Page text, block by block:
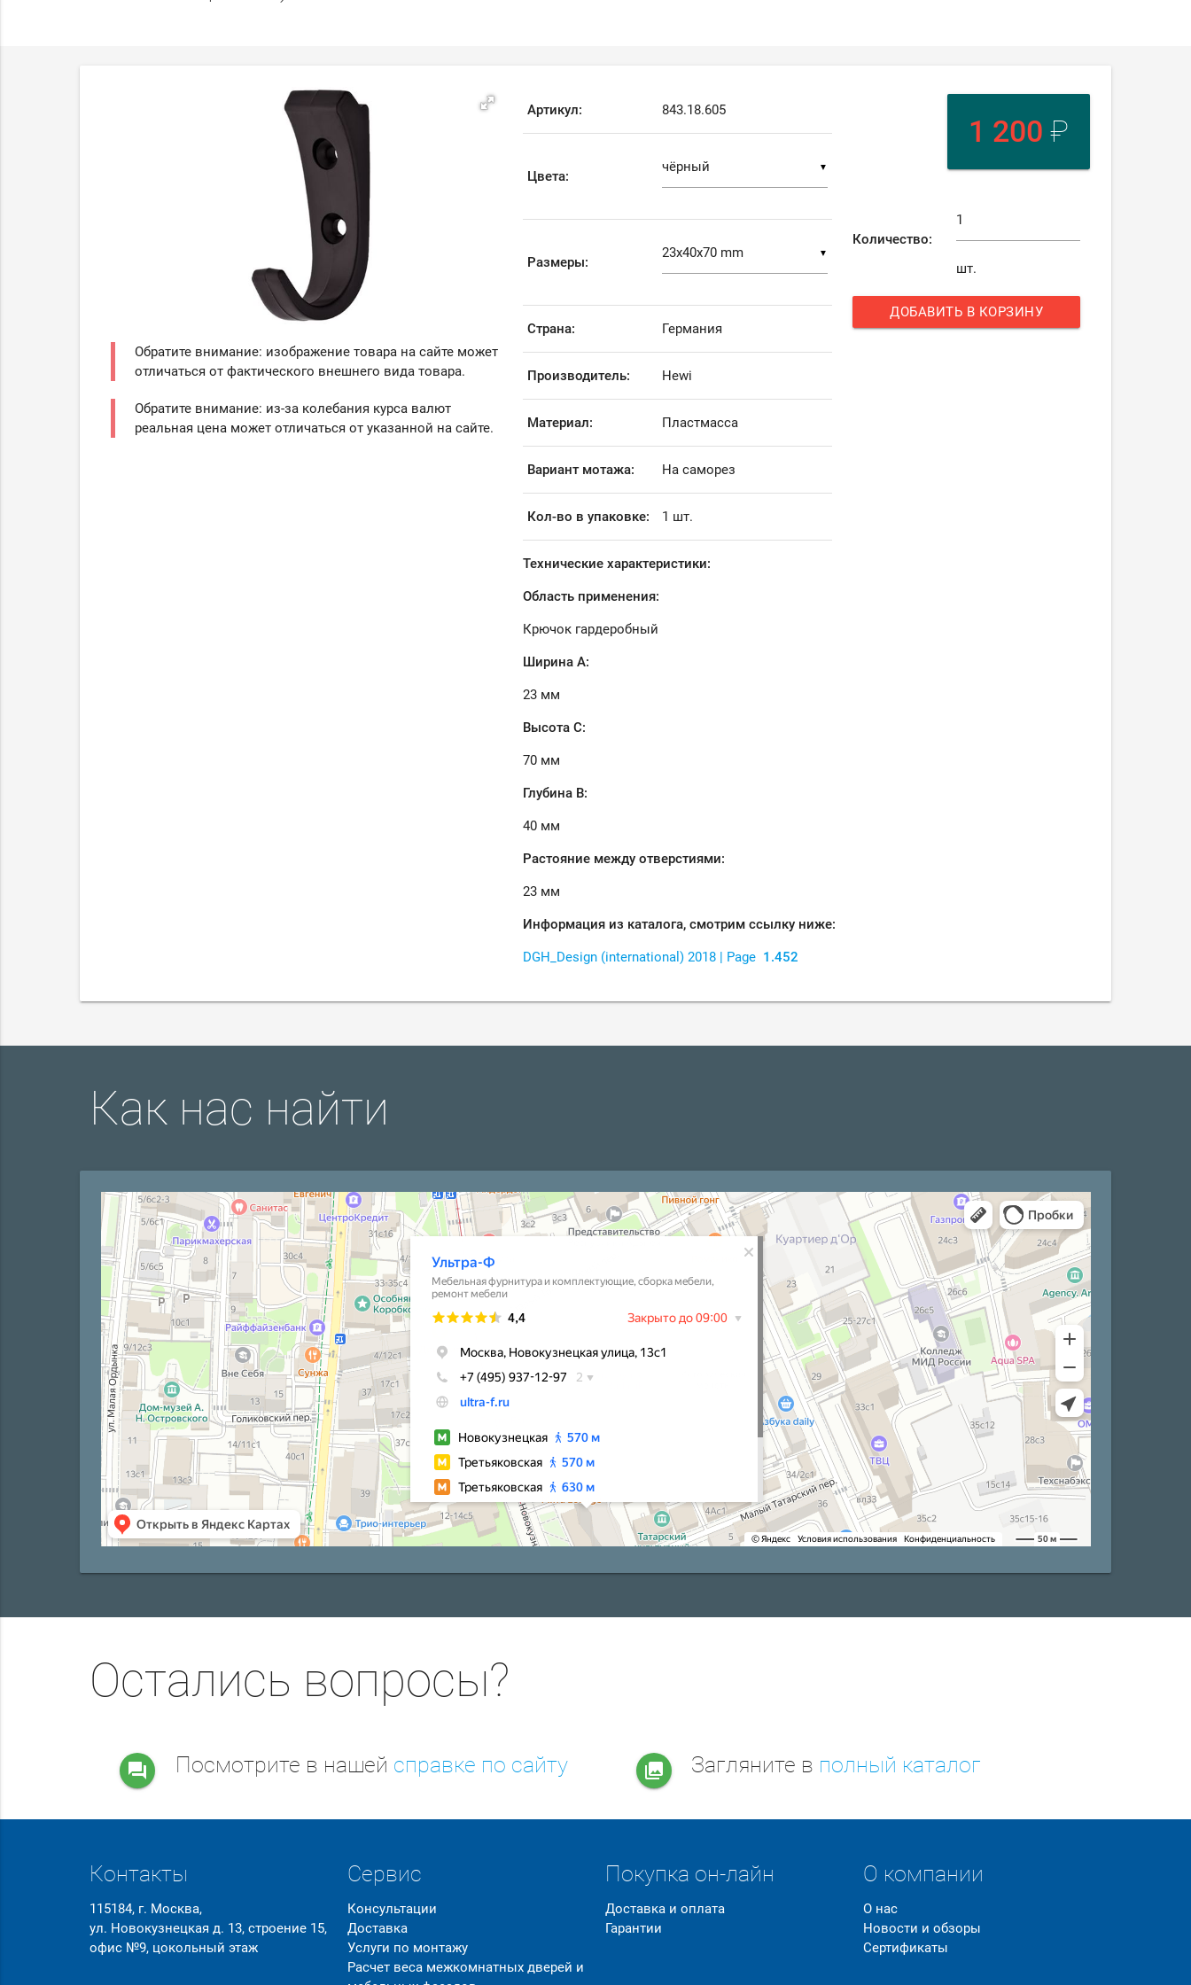
Обратите внимание: изображение товара на сайте может
отличаться от фактического внешнего вида товара.
Обратите внимание: из-за колебания курса валют
реальная цена может отличаться от указанной на сайте.
Артикул: 843.18.605
Цвета:
▼
Размеры:
▼
Страна: Германия
Производитель: Hewi
Материал: Пластмасса
Вариант мотажа: На саморез
Кол-во в упаковке: 1 шт.
1 200 ₽
Количество:
шт.
ДОБАВИТЬ В КОРЗИНУ
Технические характеристики:
Область применения:
Крючок гардеробный
Ширина А:
23 мм
Высота С:
70 мм
Глубина В:
40 мм
Растояние между отверстиями:
23 мм
Информация из каталога, смотрим ссылку ниже:
DGH_Design (international) 2018 | Page 1.452
Как нас найти
Остались вопросы?
question_answer Посмотрите в нашей справке по сайту collections Загляните в полный каталог
Контакты
115184, г. Москва,
ул. Новокузнецкая д. 13, строение 15,
офис №9, цокольный этаж
Сервис
Консультации
Доставка
Услуги по монтажу
Расчет веса межкомнатных дверей и
Покупка он-лайн
Доставка и оплата
Гарантии
О компании
О нас
Новости и обзоры
Сертификаты